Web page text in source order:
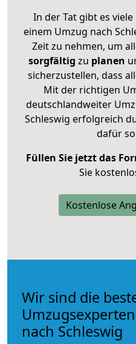
In der Tat gibt es
einem Umzug nach
Zeit zu nehmen, um
sorgfältig zu planen
sicherzustellen, dass
Mit der richtigen
deutschlandweiter
Schleswig erfolgreich
dafür
Füllen Sie jetzt das
Sie
Kostenlose
Wir sind die
nach Schleswig